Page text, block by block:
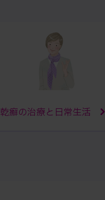
乾癬の治療と日常生活